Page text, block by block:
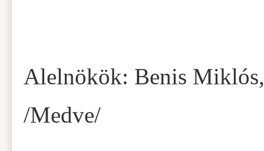
Alelnökök: Benis
/Medve/